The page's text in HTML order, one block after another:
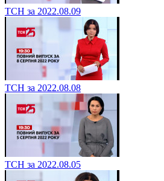
ТСН за 2022.08.09
ТСН за 2022.08.08
ТСН за 2022.08.05